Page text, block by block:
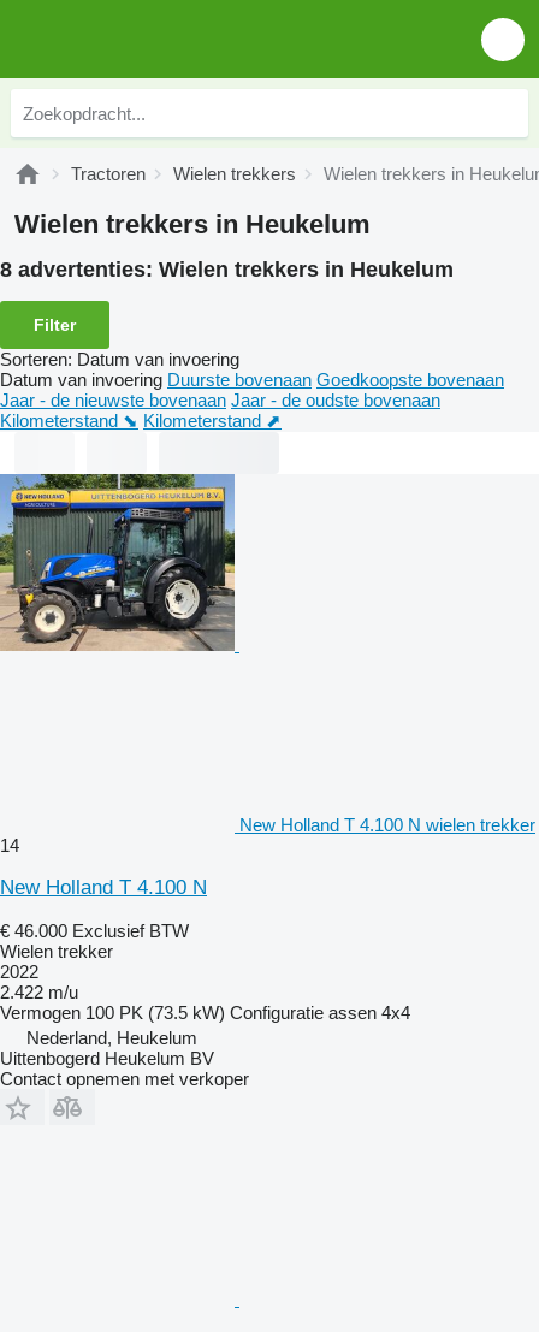
Tractoren Wielen trekkers Wielen trekkers in
Wielen trekkers in Heukelum
8 advertenties: Wielen trekkers in Heukelum
Filter
Sorteren: Datum van invoering
Datum van invoering Duurste bovenaan Goedkoopste bovenaan
Jaar - de nieuwste bovenaan Jaar - de oudste bovenaan
Kilometerstand ⬊ Kilometerstand ⬈
New Holland T 4.100 N wielen trekker
14
New Holland T 4.100 N
€ 46.000 Exclusief BTW
Wielen trekker
2022
2.422 m/u
Vermogen 100 PK (73.5 kW) Configuratie assen 4x4
Nederland, Heukelum
Uittenbogerd Heukelum BV
Contact opnemen met verkoper